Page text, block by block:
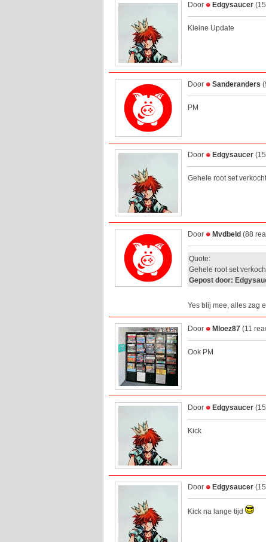
Door Edgysaucer
Kleine Update
Door Sanderanders
PM
Door Edgysaucer
Gehele root set
Door Mvdbeld (88
Quote:
Gehele root set
Gepost door:
Yes blij mee, alles zag
Door Mloez87 (11
Ook PM
Door Edgysaucer
Kick
Door Edgysaucer
Kick na lange tijd